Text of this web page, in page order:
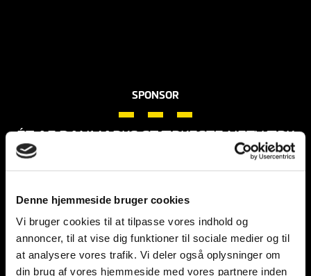
Denne hjemmeside bruger cookies
Vi bruger cookies til at tilpasse vores indhold og
annoncer, til at vise dig funktioner til sociale medier og til
at analysere vores trafik. Vi deler også oplysninger om
din brug af vores hjemmeside med vores partnere inden
SPONSOR
ÉT AF DANMARKS STÆRKESTE NETVÆRK
LÆS MERE
SENESTE NYHEDER